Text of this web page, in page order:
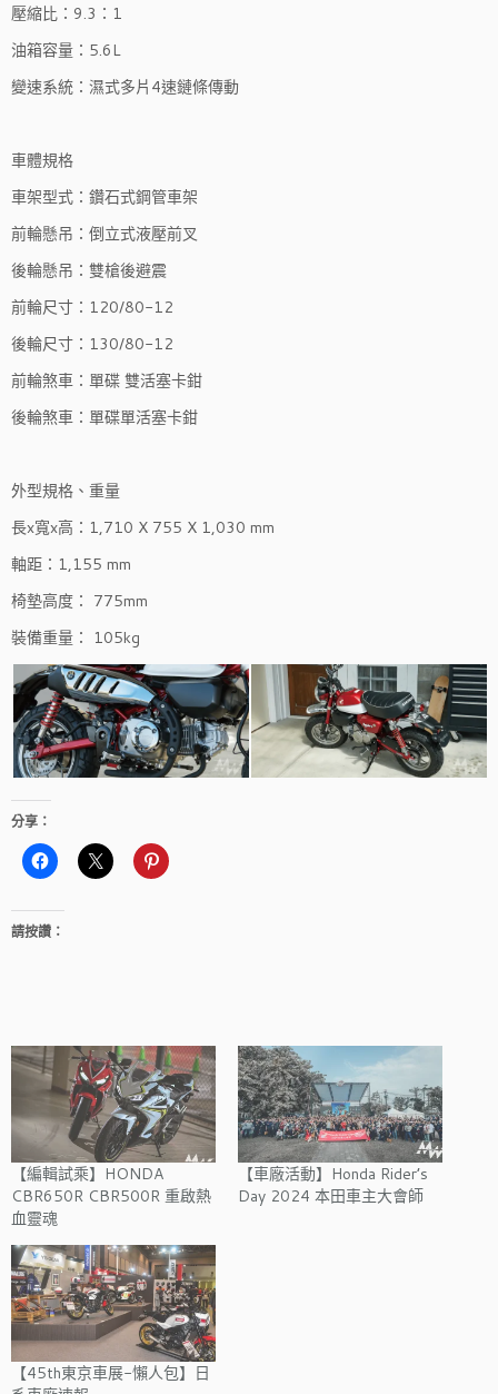
壓縮比：9.3：1
油箱容量：5.6L
變速系統：濕式多片4速鏈條傳動
車體規格
車架型式：鑽石式鋼管車架
前輪懸吊：倒立式液壓前叉
後輪懸吊：雙槍後避震
前輪尺寸：120/80-12
後輪尺寸：130/80-12
前輪煞車：單碟 雙活塞卡鉗
後輪煞車：單碟單活塞卡鉗
外型規格、重量
長x寬x高：1,710 X 755 X 1,030 mm
軸距：1,155 mm
椅墊高度： 775mm
裝備重量： 105kg
分享：
請按讚：
【編輯試乘】HONDA
CBR650R CBR500R 重啟熱
血靈魂
【車廠活動】Honda Rider’s
Day 2024 本田車主大會師
【45th東京車展-懶人包】日